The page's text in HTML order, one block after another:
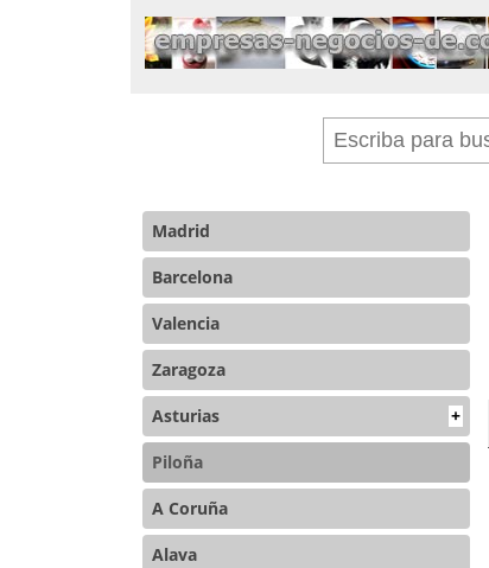
Madrid
Barcelona
Valencia
Zaragoza
Asturias +
Piloña
A Coruña
Alava